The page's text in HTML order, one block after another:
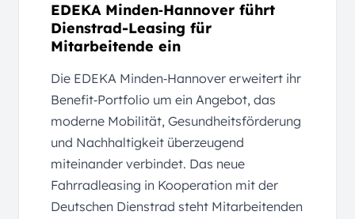
EDEKA Minden‑Hannover führt
Dienstrad-Leasing für
Mitarbeitende ein
Die EDEKA Minden‑Hannover erweitert ihr
Benefit‑Portfolio um ein Angebot, das
moderne Mobilität, Gesundheitsförderung
und Nachhaltigkeit überzeugend
miteinander verbindet. Das neue
Fahrradleasing in Kooperation mit der
Deutschen Dienstrad steht Mitarbeitenden